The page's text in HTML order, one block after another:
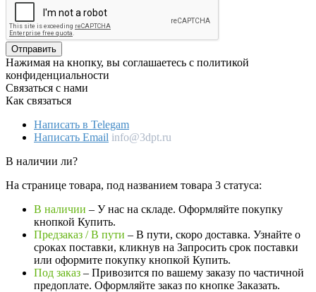
Отправить
Нажимая на кнопку, вы соглашаетесь с политикой
конфиденциальности
Связаться с нами
Как связаться
Написать в Telegam
Написать Email info@3dpt.ru
В наличии ли?
На странице товара, под названием товара 3 статуса:
В наличии – У нас на складе. Оформляйте покупку
кнопкой Купить.
Предзаказ / В пути – В пути, скоро доставка. Узнайте о
сроках поставки, кликнув на Запросить cрок поставки
или оформите покупку кнопкой Купить.
Под заказ – Привозится по вашему заказу по частичной
предоплате. Оформляйте заказ по кнопке Заказать.